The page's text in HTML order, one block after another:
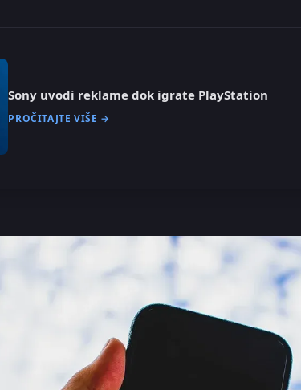
Sony uvodi reklame dok igrate PlayStation
PROČITAJTE VIŠE →